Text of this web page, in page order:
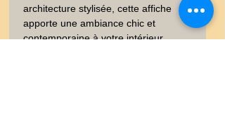
architecture stylisée, cette affiche
apporte une ambiance chic et
contemporaine à votre intérieur.